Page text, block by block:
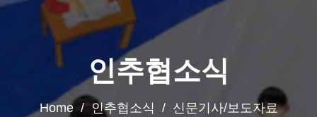
기
인추협소식
Home / 인추협소식 / 신문기사/보도자료